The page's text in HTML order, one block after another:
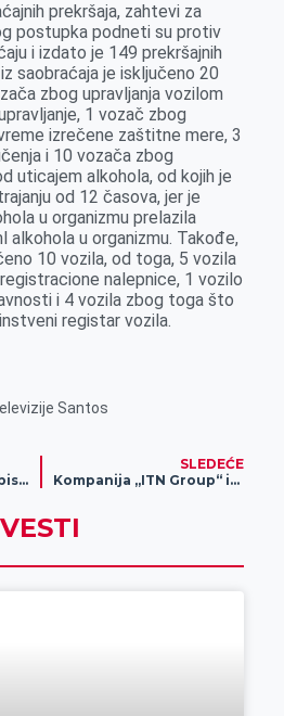
prekršaja, zahtevi za
postupka podneti su protiv
i izdato je 149 prekršajnih
saobraćaja je isključeno 20
zbog upravljanja vozilom
1 vozač zbog
izrečene zaštitne mere, 3
i 10 vozača zbog
uticajem alkohola, od kojih je
od 12 časova, jer je
u organizmu prelazila
alkohola u organizmu. Takođe,
10 vozila, od toga, 5 vozila
nalepnice, 1 vozilo
i 4 vozila zbog toga što
registar vozila.
Santos
Lazna informacija o ubistvu u Zrenjaninu, zabrinuti roditelji i virus kovid 19
SLEDEĆE
Kompanija „ITN Group“ isporučila traktor godine „Massey Ferguson“ u Aradac